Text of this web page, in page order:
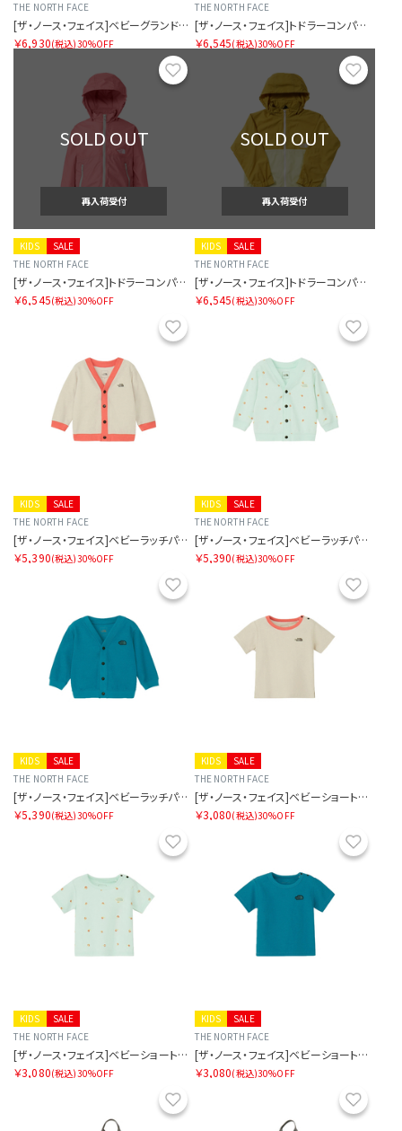
THE NORTH FACE
[ザ・ノース・フェイス]ベビーグランドコンパクトジャケット
￥6,930(税込)30%OFF
THE NORTH FACE
[ザ・ノース・フェイス]トドラーコンパクトジャケット
￥6,545(税込)30%OFF
お気に入り
SOLD OUT
再入荷受付
SALE
KIDS
THE NORTH FACE
[ザ・ノース・フェイス]トドラーコンパクトジャケット
￥6,545(税込)30%OFF
SOLD OUT
再入荷受付
SALE
KIDS
THE NORTH FACE
[ザ・ノース・フェイス]トドラーコンパクトジャケット
￥6,545(税込)30%OFF
お気に入り
SALE
KIDS
THE NORTH FACE
[ザ・ノース・フェイス]ベビーラッチパイルカーディガン
￥5,390(税込)30%OFF
SALE
KIDS
THE NORTH FACE
[ザ・ノース・フェイス]ベビーラッチパイルカーディガン
￥5,390(税込)30%OFF
お気に入り
SALE
KIDS
THE NORTH FACE
[ザ・ノース・フェイス]ベビーラッチパイルカーディガン
￥5,390(税込)30%OFF
SALE
KIDS
THE NORTH FACE
[ザ・ノース・フェイス]ベビーショートスリーブラッチパイルティー
￥3,080(税込)30%OFF
お気に入り
SALE
KIDS
THE NORTH FACE
[ザ・ノース・フェイス]ベビーショートスリーブラッチパイルティー
￥3,080(税込)30%OFF
SALE
KIDS
THE NORTH FACE
[ザ・ノース・フェイス]ベビーショートスリーブラッチパイルティー
￥3,080(税込)30%OFF
お気に入り